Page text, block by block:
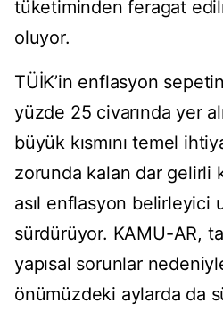
tüketiminden feragat
oluyor.
TÜİK’in enflasyon
yüzde 25 civarında yer
büyük kısmını temel
zorunda kalan dar gelirli
asıl enflasyon belirleyici
sürdürüyor. KAMU-AR,
yapısal sorunlar
önümüzdeki aylarda da